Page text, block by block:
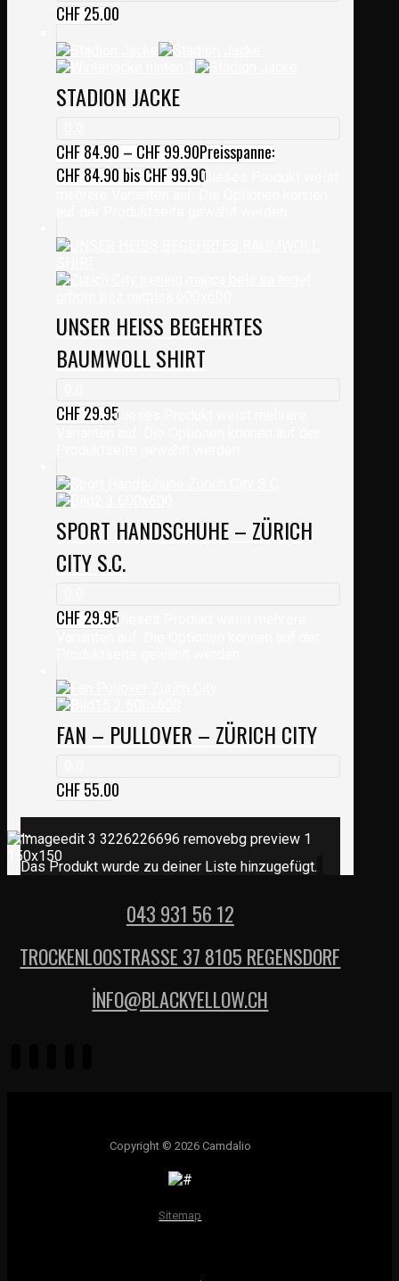
CHF25.00
STADION JACKE
CHF84.90–CHF99.90Preisspanne:
CHF 84.90 bis CHF 99.90Dieses Produkt weist
UNSER HEISS BEGEHRTES
BAUMWOLL SHIRT
CHF29.95Dieses Produkt weist mehrere
SPORT HANDSCHUHE – ZÜRICH
CITY S.C.
CHF29.95Dieses Produkt weist mehrere
FAN – PULLOVER – ZÜRICH CITY
CHF55.00
...
Das Produkt wurde zu deiner Liste hinzugefügt.
043 931 56 12
TROCKENLOOSTRASSE 37 8105 REGENSDORF
İNFO@BLACKYELLOW.CH
Copyright © 2026 Camdalio
Sitemap